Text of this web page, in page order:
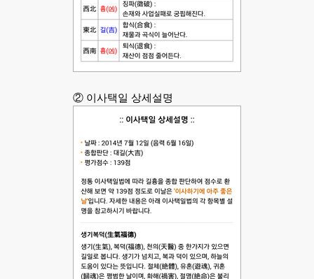
② 이사택일 상세설명